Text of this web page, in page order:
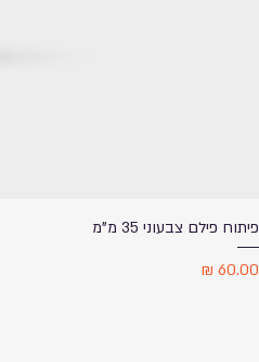
פיתוח פילם צבעוני 35 מ"מ
מחיר